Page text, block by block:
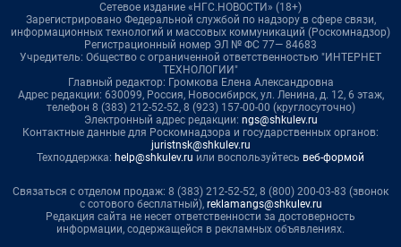
Сетевое издание «НГС.НОВОСТИ» (18+)
Зарегистрировано Федеральной службой по надзору в сфере связи,
информационных технологий и массовых коммуникаций (Роскомнадзор)
Регистрационный номер ЭЛ № ФС 77— 84683
Учредитель: Общество с ограниченной ответственностью "ИНТЕРНЕТ
ТЕХНОЛОГИИ"
Главный редактор: Громкова Елена Александровна
Адрес редакции: 630099, Россия, Новосибирск, ул. Ленина, д. 12, 6 этаж,
телефон 8 (383) 212-52-52, 8 (923) 157-00-00 (круглосуточно)
Электронный адрес редакции: ngs@shkulev.ru
Контактные данные для Роскомнадзора и государственных органов:
juristnsk@shkulev.ru
Техподдержка: help@shkulev.ru или воспользуйтесь веб-формой
Связаться с отделом продаж: 8 (383) 212-52-52, 8 (800) 200-03-83 (звонок
с сотового бесплатный), reklamangs@shkulev.ru
Редакция сайта не несет ответственности за достоверность
информации, содержащейся в рекламных объявлениях.